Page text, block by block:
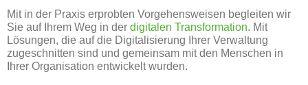
Mit in der Praxis erprobten Vorgehensweisen begleiten wir
Sie auf Ihrem Weg in der digitalen Transformation. Mit
Lösungen, die auf die Digitalisierung Ihrer Verwaltung
zugeschnitten sind und gemeinsam mit den Menschen in
Ihrer Organisation entwickelt wurden.